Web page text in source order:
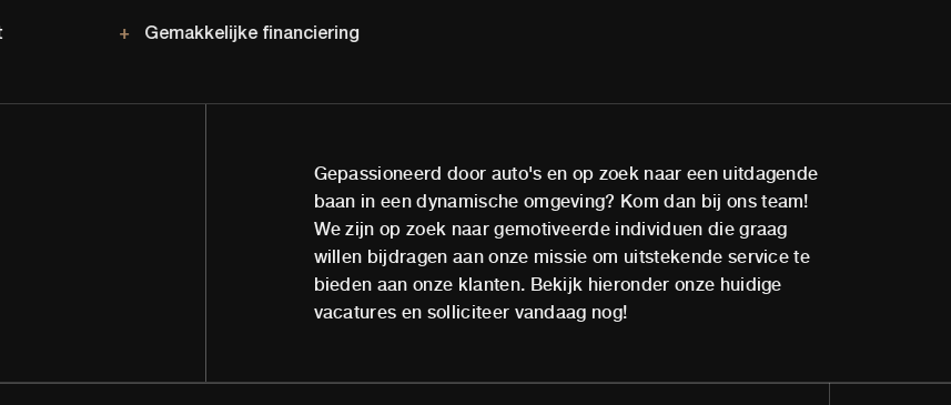
Gemakkelijke financiering
Gepassioneerd door auto's en op zoek naar een uitdagende
baan in een dynamische omgeving? Kom dan bij ons team!
We zijn op zoek naar gemotiveerde individuen die graag
willen bijdragen aan onze missie om uitstekende service te
bieden aan onze klanten. Bekijk hieronder onze huidige
vacatures en solliciteer vandaag nog!